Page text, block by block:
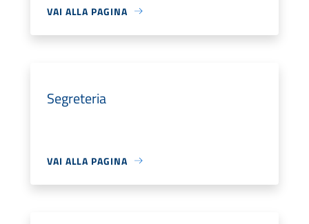
VAI ALLA PAGINA
Segreteria
VAI ALLA PAGINA